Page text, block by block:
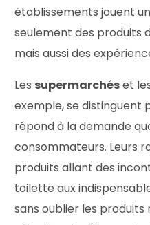
établissements jouent
seulement des produits
mais aussi des
Les supermarchéset
exemple, se distinguent
répond à la demande
consommateurs. Leurs
produits allant des
toilette aux
sans oublier les